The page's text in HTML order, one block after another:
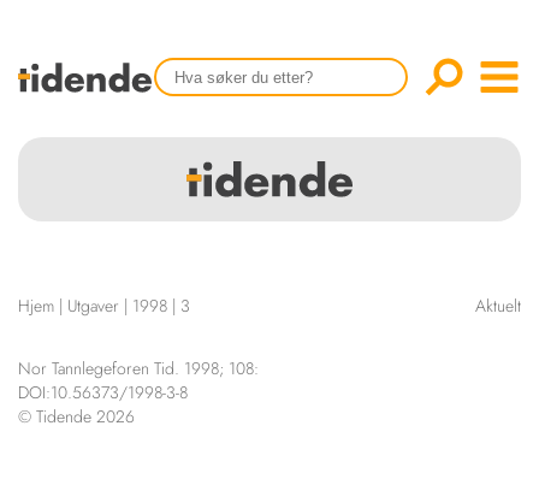
Tidligere utgaver
HENVISNINGER
KURSKALENDER
STILLINGER
KJØP & SALG
KONTAKT
Hjem | Utgaver | 1998 | 3 Aktuelt
Nor Tannlegeforen Tid. 1998; 108:
DOI:10.56373/1998-3-8
© Tidende 2026